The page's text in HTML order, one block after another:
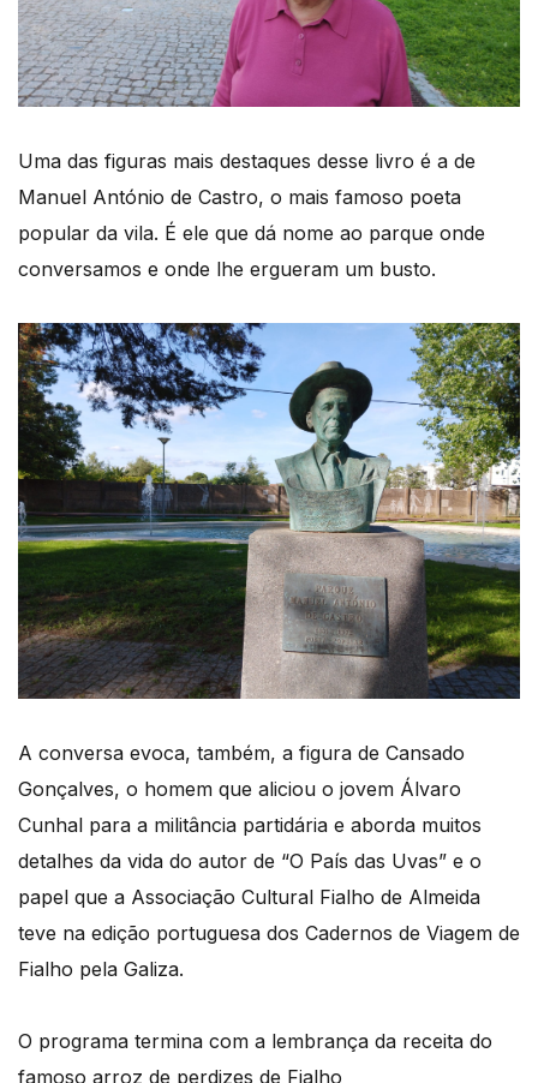
Uma das figuras mais destaques desse livro é a de
Manuel António de Castro, o mais famoso poeta
popular da vila. É ele que dá nome ao parque onde
conversamos e onde lhe ergueram um busto.
A conversa evoca, também, a figura de Cansado
Gonçalves, o homem que aliciou o jovem Álvaro
Cunhal para a militância partidária e aborda muitos
detalhes da vida do autor de “O País das Uvas” e o
papel que a Associação Cultural Fialho de Almeida
teve na edição portuguesa dos Cadernos de Viagem de
Fialho pela Galiza.
O programa termina com a lembrança da receita do
famoso arroz de perdizes de Fialho